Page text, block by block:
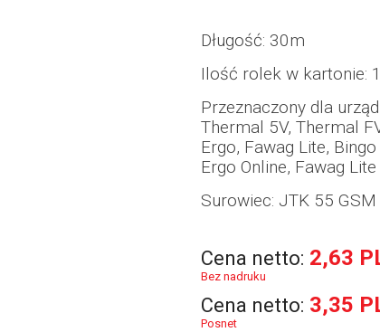
Długość: 30m
Ilość rolek w kartonie:
Przeznaczony dla
Thermal 5V, Thermal
Ergo, Fawag Lite,
Ergo Online, Fawag
Surowiec: JTK 55
Cena netto: 2,63
Bez nadruku
Cena netto: 3,35
Posnet